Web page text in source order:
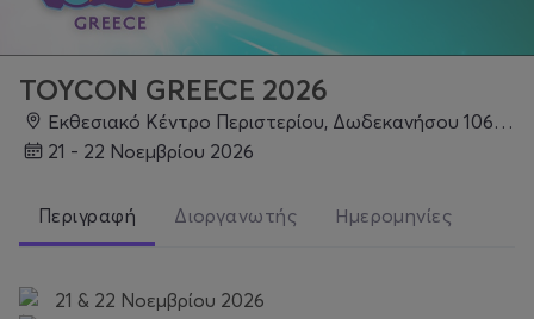
TOYCON GREECE 2026
Εκθεσιακό Κέντρο Περιστερίου, Δωδεκανήσου 106, Περιστέρι 121 34, Περιστέρι
21 - 22 Νοεμβρίου 2026
Περιγραφή Διοργανωτής Ημερομηνίες
21 & 22 Νοεμβρίου 2026